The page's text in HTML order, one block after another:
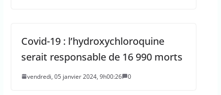
Covid-19 : l’hydroxychloroquine
serait responsable de 16 990 morts
vendredi, 05 janvier 2024, 9h00:26 0